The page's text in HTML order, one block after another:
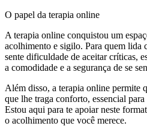
O papel da terapia online
A terapia online conquistou um
acolhimento e sigilo. Para quem lida
sente dificuldade de aceitar críticas,
a comodidade e a segurança de se
Além disso, a terapia online permite
que lhe traga conforto, essencial
Estou aqui para te apoiar neste
o acolhimento que você merece.